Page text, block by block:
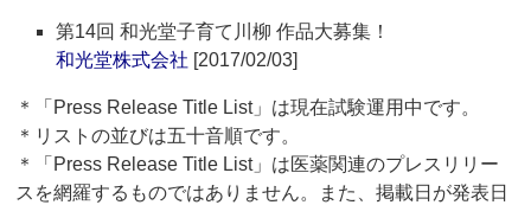
第14回 和光堂子育て川柳 作品大募集！
和光堂株式会社 [2017/02/03]
＊「Press Release Title List」は現在試験運用中です。
＊リストの並びは五十音順です。
＊「Press Release Title List」は医薬関連のプレスリリー
スを網羅するものではありません。また、掲載日が発表日